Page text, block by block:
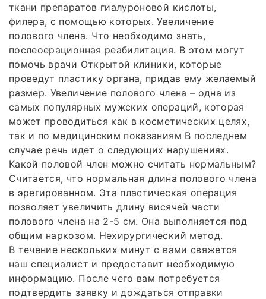
ткани препаратов гиалуроновой кислоты,
филера, с помощью которых. Увеличение
полового члена. Что необходимо знать,
послеоерационная реабилитация. В этом могут
помочь врачи Открытой клиники, которые
проведут пластику органа, придав ему желаемый
размер. Увеличение полового члена – одна из
самых популярных мужских операций, которая
может проводиться как в косметических целях,
так и по медицинским показаниям В последнем
случае речь идет о следующих нарушениях.
Какой половой член можно считать нормальным?
Считается, что нормальная длина полового члена
в эрегированном. Эта пластическая операция
позволяет увеличить длину висячей части
полового члена на 2-5 см. Она выполняется под
общим наркозом. Нехирургический метод.
В течение нескольких минут с вами свяжется
наш специалист и предоставит необходимую
информацию. После чего вам потребуется
подтвердить заявку и дождаться отправки